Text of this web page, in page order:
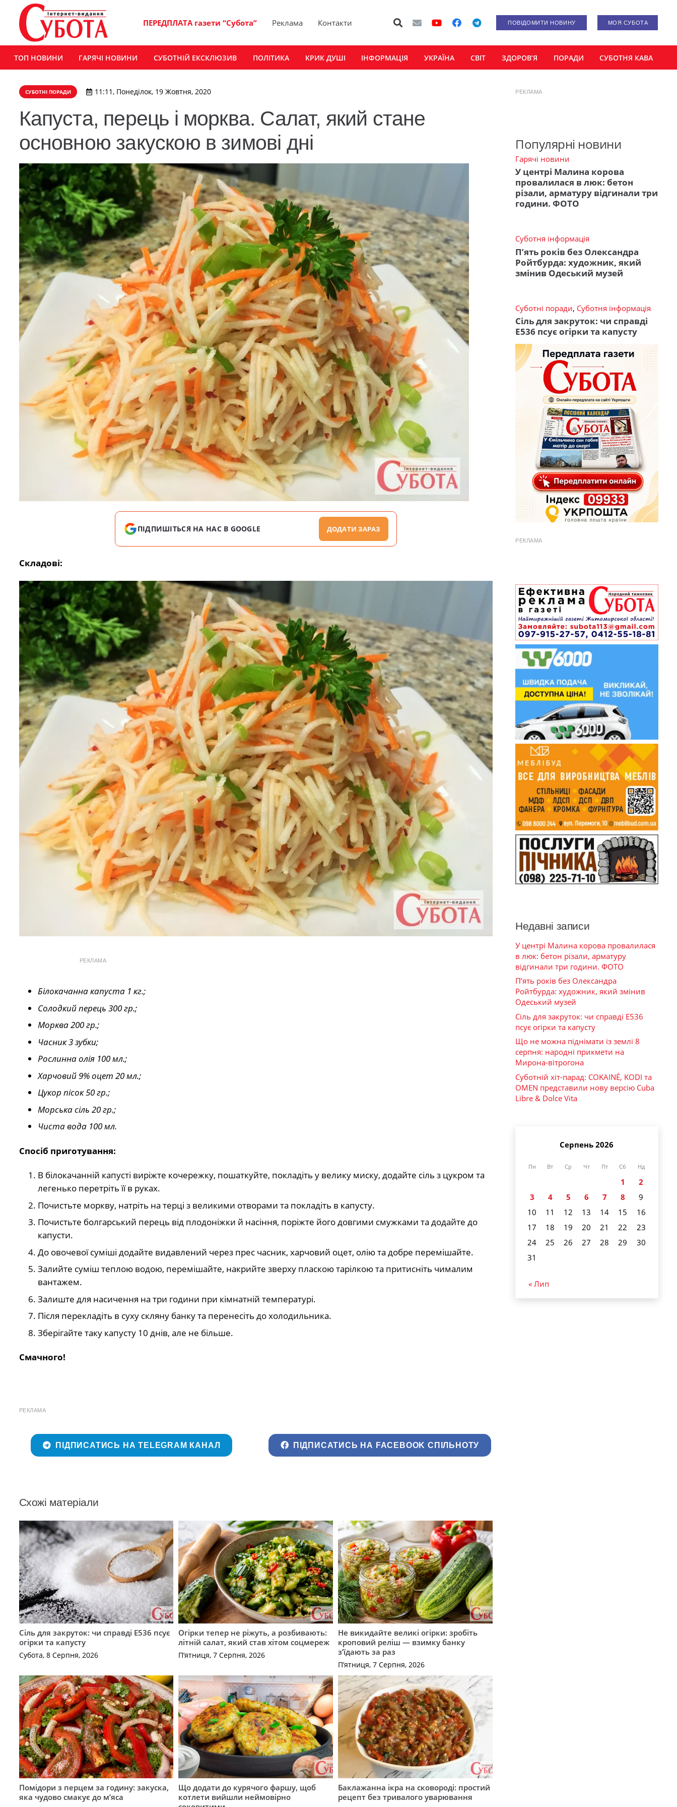
ПЕРЕДПЛАТА газети “Субота” Реклама Контакти ПОВІДОМИТИ НОВИНУ МОЯ СУБОТА
ТОП НОВИНИ ГАРЯЧІ НОВИНИ СУБОТНІЙ ЕКСКЛЮЗИВ ПОЛІТИКА КРИК ДУШІ ІНФОРМАЦІЯ УКРАЇНА СВІТ ЗДОРОВ’Я ПОРАДИ СУБОТНЯ КАВА
СУБОТНІ ПОРАДИ 11:11, Понеділок, 19 Жовтня, 2020
Капуста, перець і морква. Салат, який стане
основною закускою в зимові дні
ПІДПИШІТЬСЯ НА НАС В GOOGLE ДОДАТИ ЗАРАЗ
Складові:
РЕКЛАМА
Білокачанна капуста 1 кг.;
Солодкий перець 300 гр.;
Морква 200 гр.;
Часник 3 зубки;
Рослинна олія 100 мл.;
Харчовий 9% оцет 20 мл.;
Цукор пісок 50 гр.;
Морська сіль 20 гр.;
Чиста вода 100 мл.
Спосіб приготування:
В білокачанній капусті виріжте кочережку, пошаткуйте, покладіть у велику миску, додайте сіль з цукром та
легенько перетріть її в руках.
Почистьте моркву, натріть на терці з великими отворами та покладіть в капусту.
Почистьте болгарський перець від плодоніжки й насіння, поріжте його довгими смужками та додайте до
капусти.
До овочевої суміші додайте видавлений через прес часник, харчовий оцет, олію та добре перемішайте.
Залийте суміш теплою водою, перемішайте, накрийте зверху пласкою тарілкою та притисніть чималим
вантажем.
Залиште для насичення на три години при кімнатній температурі.
Після перекладіть в суху скляну банку та перенесіть до холодильника.
Зберігайте таку капусту 10 днів, але не більше.
Смачного!
РЕКЛАМА
ПІДПИСАТИСЬ НА TELEGRAM КАНАЛ ПІДПИСАТИСЬ НА FACEBOOK СПІЛЬНОТУ
Схожі матеріали
Сіль для закруток: чи справді Е536 псує
огірки та капусту
Субота, 8 Серпня, 2026
Огірки тепер не ріжуть, а розбивають:
літній салат, який став хітом соцмереж
П’ятниця, 7 Серпня, 2026
Не викидайте великі огірки: зробіть
кроповий реліш — взимку банку
з’їдають за раз
П’ятниця, 7 Серпня, 2026
Помідори з перцем за годину: закуска,
яка чудово смакує до м’яса
Що додати до курячого фаршу, щоб
котлети вийшли неймовірно
Баклажанна ікра на сковороді: простий
рецепт без тривалого уварювання
РЕКЛАМА
Популярні новини
Гарячі новини
У центрі Малина корова
провалилася в люк: бетон
різали, арматуру відгинали три
години. ФОТО
Суботня інформація
П’ять років без Олександра
Ройтбурда: художник, який
змінив Одеський музей
Суботні поради, Суботня інформація
Сіль для закруток: чи справді
Е536 псує огірки та капусту
РЕКЛАМА
Недавні записи
У центрі Малина корова провалилася
в люк: бетон різали, арматуру
відгинали три години. ФОТО
П’ять років без Олександра
Ройтбурда: художник, який змінив
Одеський музей
Сіль для закруток: чи справді Е536
псує огірки та капусту
Що не можна піднімати із землі 8
серпня: народні прикмети на
Мирона-вітрогона
Суботній хіт-парад: COKAINÉ, KODI та
OMEN представили нову версію Cuba
Libre & Dolce Vita
Серпень 2026
Пн Вт Ср Чт Пт Сб Нд
1
2
3
4 5 6 7 8
9
10
11 12 13 14 15
16
17
18 19 20 21 22
23
24
25 26 27 28 29
30
31
« Лип